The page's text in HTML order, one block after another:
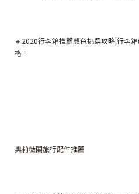
🔸 2020行李箱推薦顏色挑選攻略|行李
格！
奧莉薇閣旅行配件推薦